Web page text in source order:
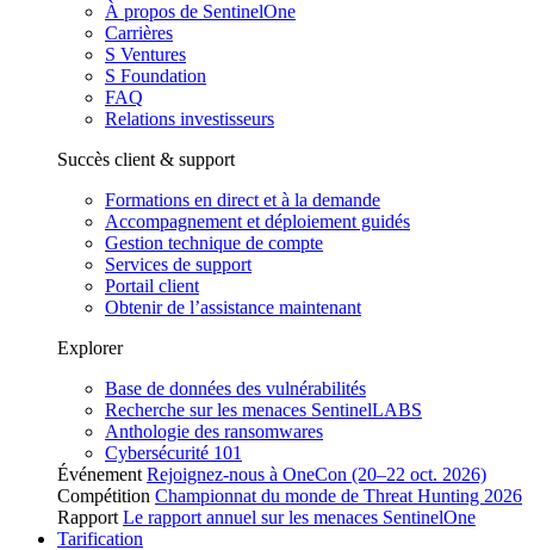
À propos de SentinelOne
Carrières
S Ventures
S Foundation
FAQ
Relations investisseurs
Succès client & support
Formations en direct et à la demande
Accompagnement et déploiement guidés
Gestion technique de compte
Services de support
Portail client
Obtenir de l’assistance maintenant
Explorer
Base de données des vulnérabilités
Recherche sur les menaces SentinelLABS
Anthologie des ransomwares
Cybersécurité 101
Événement Rejoignez-nous à OneCon (20–22 oct. 2026)
Compétition Championnat du monde de Threat Hunting 2026
Rapport Le rapport annuel sur les menaces SentinelOne
Tarification